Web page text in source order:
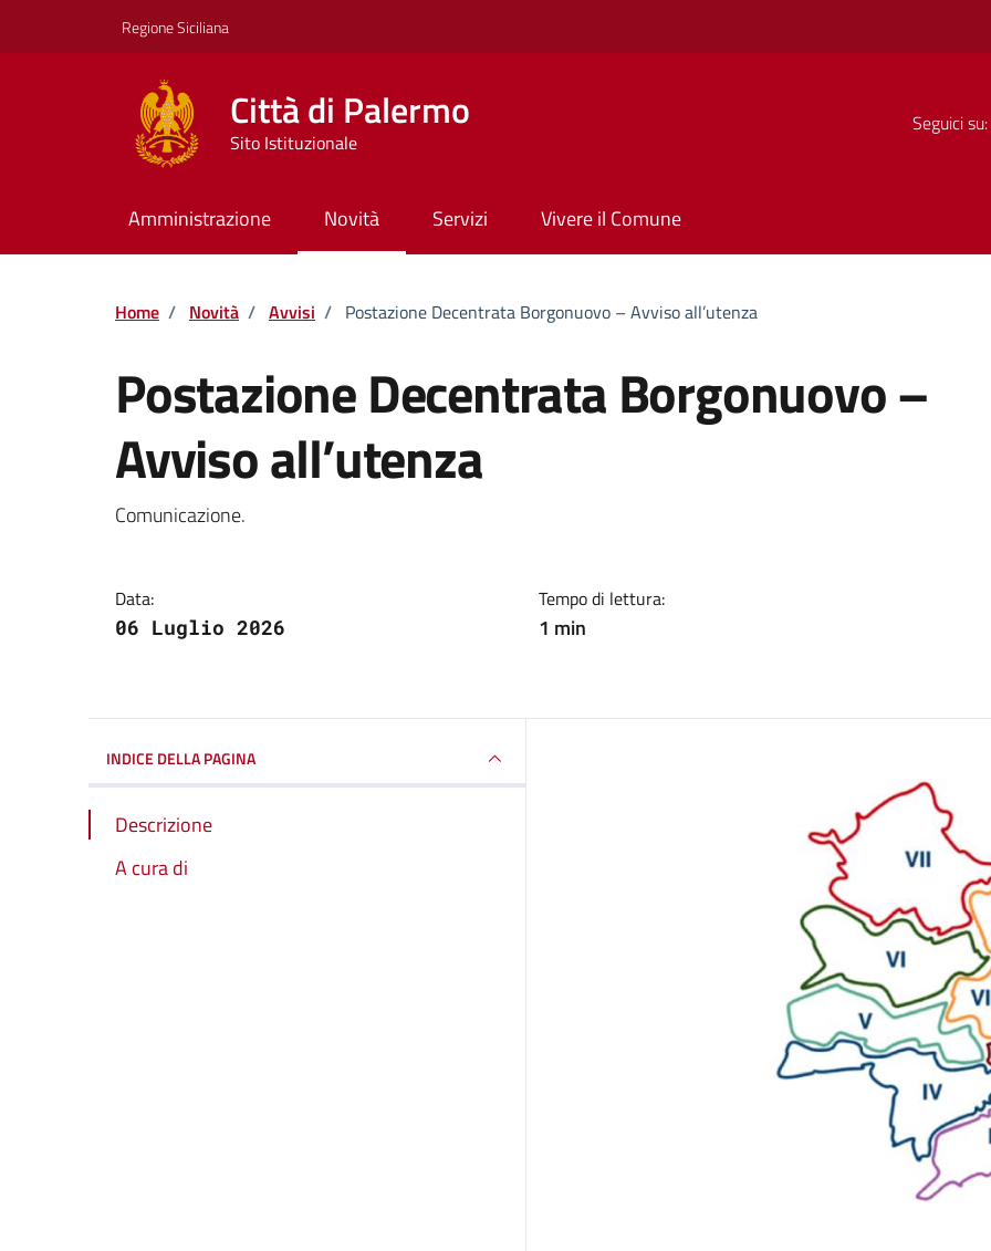
Regione Siciliana
Città di Palermo
Sito Istituzionale
Seguici su:
Amministrazione Novità Servizi Vivere il Comune
Home / Novità / Avvisi / Postazione Decentrata Borgonuovo – Avviso all’utenza
Postazione Decentrata Borgonuovo –
Avviso all’utenza
Dettagli della notizia
Comunicazione.
Data:
06 Luglio 2026
Tempo di lettura:
1 min
INDICE DELLA PAGINA
Descrizione
A cura di